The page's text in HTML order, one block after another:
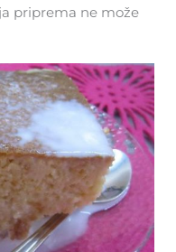
priprema ne može